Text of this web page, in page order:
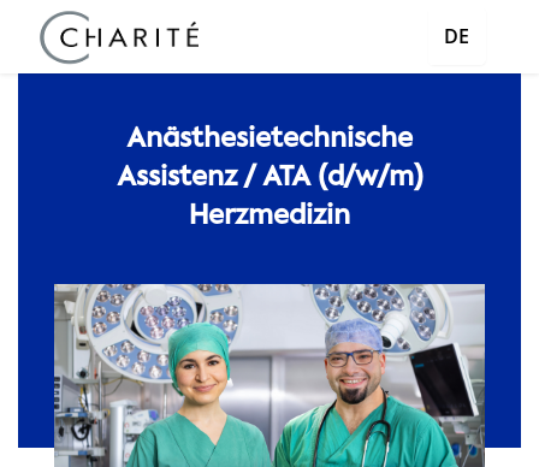
DE
Anästhesietechnische
Assistenz / ATA (d/w/m)
Herzmedizin